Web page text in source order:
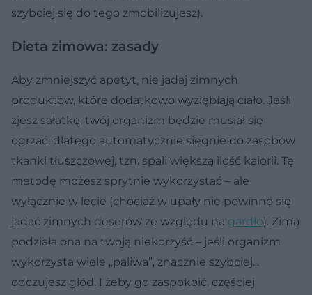
szybciej się do tego zmobilizujesz).
Dieta zimowa: zasady
Aby zmniejszyć apetyt, nie jadaj zimnych
produktów, które dodatkowo wyziębiają ciało. Jeśli
zjesz sałatkę, twój organizm będzie musiał się
ogrzać, dlatego automatycznie sięgnie do zasobów
tkanki tłuszczowej, tzn. spali większą ilość kalorii. Tę
metodę możesz sprytnie wykorzystać – ale
wyłącznie w lecie (chociaż w upały nie powinno się
jadać zimnych deserów ze względu na gardło). Zimą
podziała ona na twoją niekorzyść – jeśli organizm
wykorzysta wiele „paliwa”, znacznie szybciej...
odczujesz głód. I żeby go zaspokoić, częściej